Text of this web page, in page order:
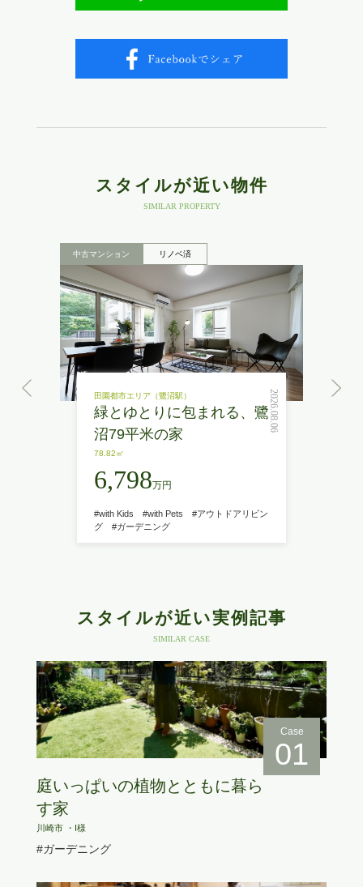
スタイルが近い物件
SIMILAR PROPERTY
中古マンション リノベ済
田園都市エリア（鷺沼駅）
緑とゆとりに包まれる、鷺
沼79平米の家
78.82㎡
6,798万円
#with Kids #with Pets
#アウトドアリビン
グ
#ガーデニング
2026.08.06
スタイルが近い実例記事
SIMILAR CASE
Case
01
庭いっぱいの植物とともに暮ら
す家
川崎市 ・I様
#ガーデニング